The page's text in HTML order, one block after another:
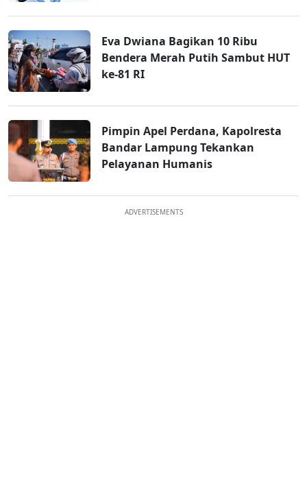
Eva Dwiana Bagikan 10 Ribu
Bendera Merah Putih Sambut HUT
ke-81 RI
Pimpin Apel Perdana, Kapolresta
Bandar Lampung Tekankan
Pelayanan Humanis
ADVERTISEMENTS